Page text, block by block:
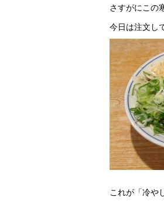
さすがにこの
今日は注文し
これが「冷や